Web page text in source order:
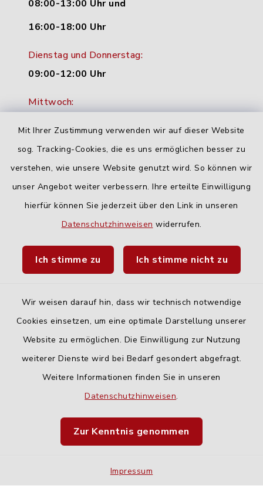
Mit Ihrer Zustimmung verwenden wir auf dieser Website
sog. Tracking-Cookies, die es uns ermöglichen besser zu
verstehen, wie unsere Website genutzt wird. So können wir
unser Angebot weiter verbessern. Ihre erteilte Einwilligung
hierfür können Sie jederzeit über den Link in unseren
Datenschutzhinweisen widerrufen.
Ich stimme zu Ich stimme nicht zu
Wir weisen darauf hin, dass wir technisch notwendige
Cookies einsetzen, um eine optimale Darstellung unserer
Website zu ermöglichen. Die Einwilligung zur Nutzung
weiterer Dienste wird bei Bedarf gesondert abgefragt.
Weitere Informationen finden Sie in unseren
Datenschutzhinweisen.
Zur Kenntnis genommen
Impressum
08:00-13:00 Uhr und
16:00-18:00 Uhr
Dienstag und Donnerstag:
09:00-12:00 Uhr
Mittwoch:
Freitag:
geschlossen
Quicklinks
Fahrplanauskunft DING
Barrierefreiheit
Impressum
Sitemap